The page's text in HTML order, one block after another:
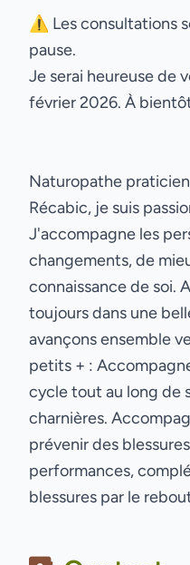
⚠️ Les consultations
pause.
Je serai heureuse de
février 2026. À
Naturopathe
Récabic, je suis
J'accompagne les
changements, de
connaissance de soi.
toujours dans une
avançons ensemble
petits + :
cycle tout au long de
charnières.
prévenir des
performances,
blessures par le